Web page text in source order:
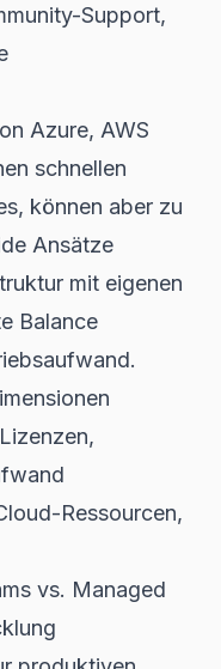
Support,
Azure, AWS
schnellen
können aber zu
Ansätze
mit eigenen
Balance
Lizenzen,
Ressourcen,
vs. Managed